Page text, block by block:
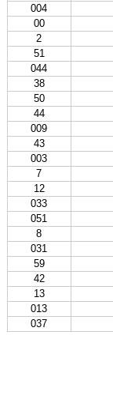
004
00
2
51
044
38
50
44
009
43
003
7
12
033
051
8
031
59
42
13
013
037